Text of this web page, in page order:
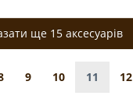
ще 15 аксесуарів
9 10 11 12